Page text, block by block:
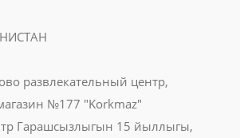
развлекательный центр,
№177 "Korkmaz"
Гарашсызлыгын 15 йыллыгы,